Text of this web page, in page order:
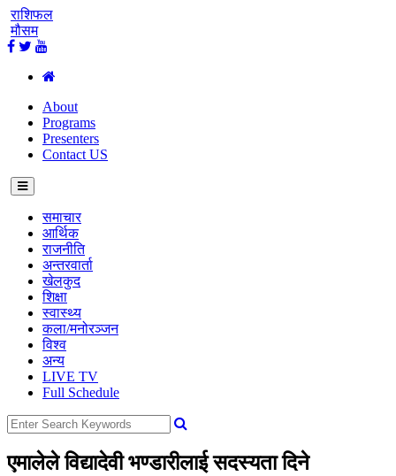
राशिफल
मौसम
About
Programs
Presenters
Contact US
समाचार
आर्थिक
राजनीति
अन्तरवार्ता
खेलकुद
शिक्षा
स्वास्थ्य
कला/मनोरञ्जन
विश्व
अन्य
LIVE TV
Full Schedule
एमालेले विद्यादेवी भण्डारीलाई सदस्यता दिने